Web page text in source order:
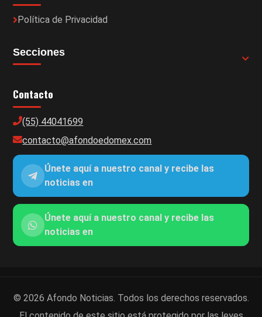
Política de Privacidad
Secciones
Contacto
(55) 44041699
contacto@afondoedomex.com
Únete aquí a nuestro canal y recibe las
noticias en
Únete aquí a nuestro canal y recibe las
noticias en
© 2026 Afondo Noticias. Todos los derechos reservados.